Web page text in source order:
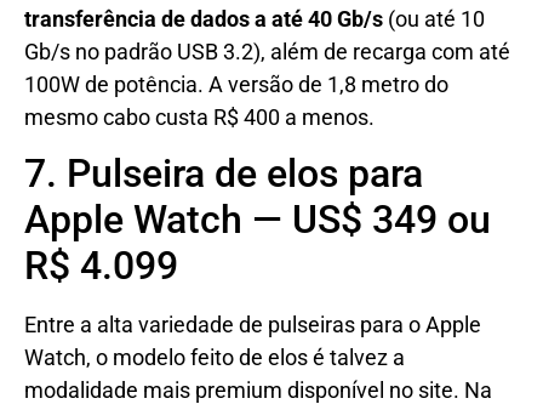
transferência de dados a até 40 Gb/s (ou até 10
Gb/s no padrão USB 3.2), além de recarga com até
100W de potência. A versão de 1,8 metro do
mesmo cabo custa R$ 400 a menos.
7. Pulseira de elos para
Apple Watch — US$ 349 ou
R$ 4.099
Entre a alta variedade de pulseiras para o Apple
Watch, o modelo feito de elos é talvez a
modalidade mais premium disponível no site. Na